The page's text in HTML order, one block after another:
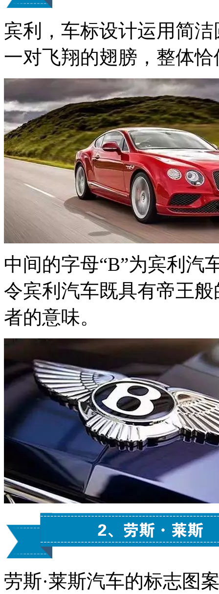
宾利，车标设计运用简
一对飞翔的翅膀，整体
中间的字母“B”为宾利汽
令宾利汽车既具有帝王
者的意味。
劳斯·莱斯汽车的标志图